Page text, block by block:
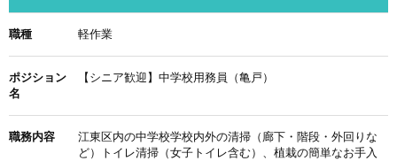
職種 軽作業
ポジション
名
【シニア歓迎】中学校用務員（亀戸）
職務内容
江東区内の中学校学校内外の清掃（廊下・階段・外回りな
ど）トイレ清掃（女子トイレ含む）、植栽の簡単なお手入